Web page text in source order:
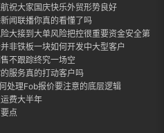
祝大家国庆快乐外贸形势良好
闻联播你真的看懂了吗
大接到大单风险把控很重要资金安全第一
非铁板一块如何开发中大型客户
不跟踪终究一场空
服务真的打动客户吗
处理Fob报价要注意的底层逻辑
费大半年
点